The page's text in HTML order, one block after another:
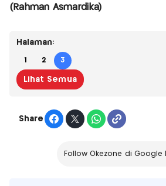
(Rahman Asmardika)
Halaman:
1 2 3
Lihat Semua
Share
Follow Okezone di Google